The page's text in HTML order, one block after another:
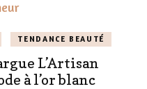
TENDANCE BEAUTÉ
L’Artisan
à l’or blanc